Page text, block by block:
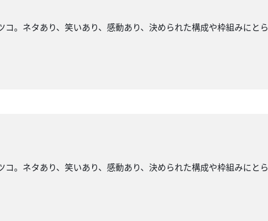
。ネタあり、笑いあり、感動あり、決められた構成や枠組みにと
。ネタあり、笑いあり、感動あり、決められた構成や枠組みにと